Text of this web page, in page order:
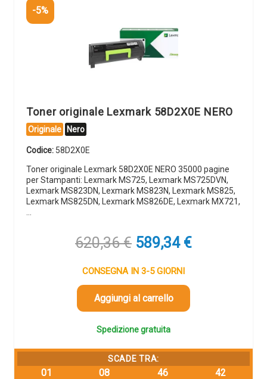
-5%
Toner originale Lexmark 58D2X0E NERO
Originale Nero
Codice: 58D2X0E
Toner originale Lexmark 58D2X0E NERO 35000 pagine
per Stampanti: Lexmark MS725, Lexmark MS725DVN,
Lexmark MS823DN, Lexmark MS823N, Lexmark MS825,
Lexmark MS825DN, Lexmark MS826DE, Lexmark MX721,
…
620,36€ Il
originale
era:
620,36 €.
589,34 €Il
CONSEGNA IN 3-5 GIORNI
Aggiungi al carrello
Spedizione gratuita
SCADE TRA:
01 08 46 42